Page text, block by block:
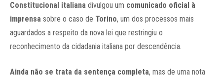
Constitucional italiana divulgou um comunicado oficial à
imprensa sobre o caso de Torino, um dos processos mais
aguardados a respeito da nova lei que restringiu o
reconhecimento da cidadania italiana por descendência.
Ainda não se trata da sentença completa, mas de uma nota